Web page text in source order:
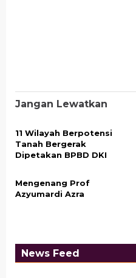
Jangan Lewatkan
11 Wilayah Berpotensi
Tanah Bergerak
Dipetakan BPBD DKI
Mengenang Prof
Azyumardi Azra
News Feed